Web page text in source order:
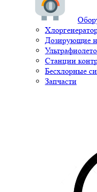
Дозирующие
Станции
Бесхлорные
Запчасти